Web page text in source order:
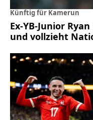
Künftig für Kamerun
Ex-YB-Junior
und vollzieht